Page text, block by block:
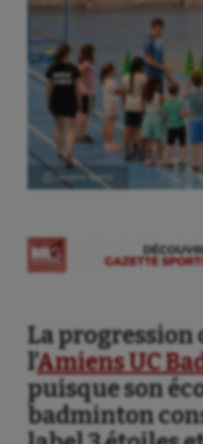
Ⓒ Gazette Sports
La
l’Amiens UC
puisque son
badminton